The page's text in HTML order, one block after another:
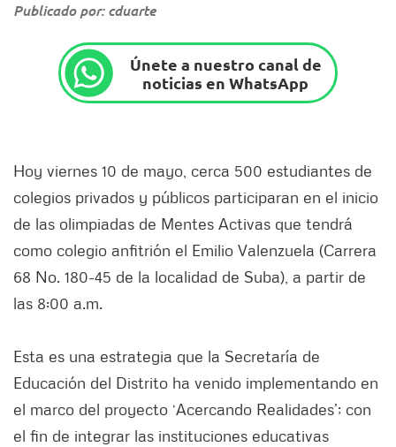
Publicado por: cduarte
Únete a nuestro canal de
noticias en WhatsApp
Hoy viernes 10 de mayo, cerca 500 estudiantes de
colegios privados y públicos participaran en el inicio
de las olimpiadas de Mentes Activas que tendrá
como colegio anfitrión el Emilio Valenzuela (Carrera
68 No. 180-45 de la localidad de Suba), a partir de
las 8:00 a.m.
Esta es una estrategia que la Secretaría de
Educación del Distrito ha venido implementando en
el marco del proyecto ‘Acercando Realidades’; con
el fin de integrar las instituciones educativas